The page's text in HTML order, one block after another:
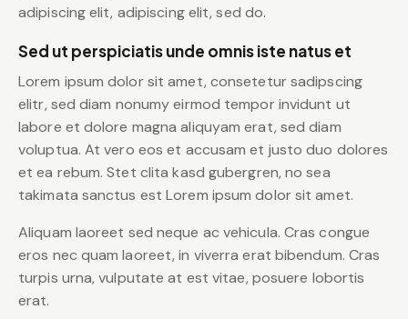
adipiscing elit, adipiscing elit, sed do.
Sed ut perspiciatis unde omnis iste natus et
Lorem ipsum dolor sit amet, consetetur sadipscing
elitr, sed diam nonumy eirmod tempor invidunt ut
labore et dolore magna aliquyam erat, sed diam
voluptua. At vero eos et accusam et justo duo dolores
et ea rebum. Stet clita kasd gubergren, no sea
takimata sanctus est Lorem ipsum dolor sit amet.
Aliquam laoreet sed neque ac vehicula. Cras congue
eros nec quam laoreet, in viverra erat bibendum. Cras
turpis urna, vulputate at est vitae, posuere lobortis
erat.